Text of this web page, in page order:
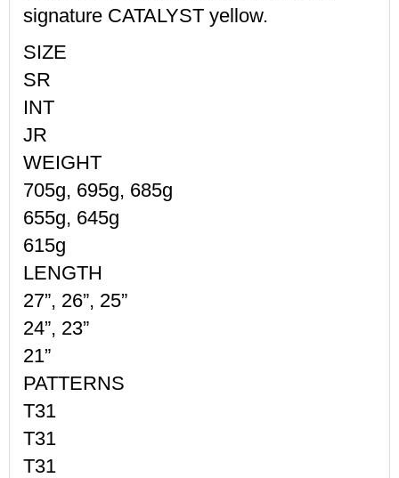
signature CATALYST yellow.
SIZE
SR
INT
JR
WEIGHT
705g, 695g, 685g
655g, 645g
615g
LENGTH
27”, 26”, 25”
24”, 23”
21”
PATTERNS
T31
T31
T31